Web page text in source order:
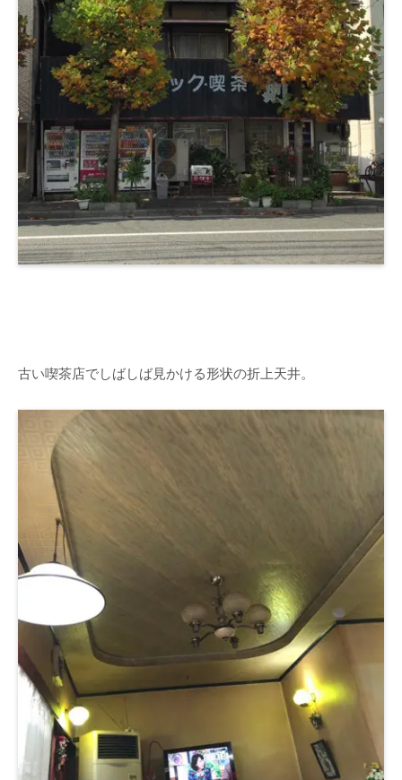
古い喫茶店でしばしば見かける形状の折上天井。